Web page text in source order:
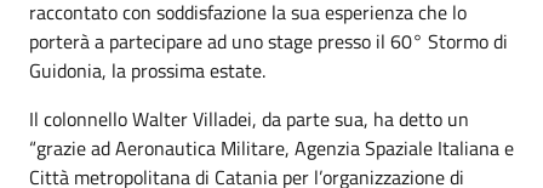
raccontato con soddisfazione la sua esperienza che lo
porterà a partecipare ad uno stage presso il 60° Stormo di
Guidonia, la prossima estate.
Il colonnello Walter Villadei, da parte sua, ha detto un
“grazie ad Aeronautica Militare, Agenzia Spaziale Italiana e
Città metropolitana di Catania per l’organizzazione di